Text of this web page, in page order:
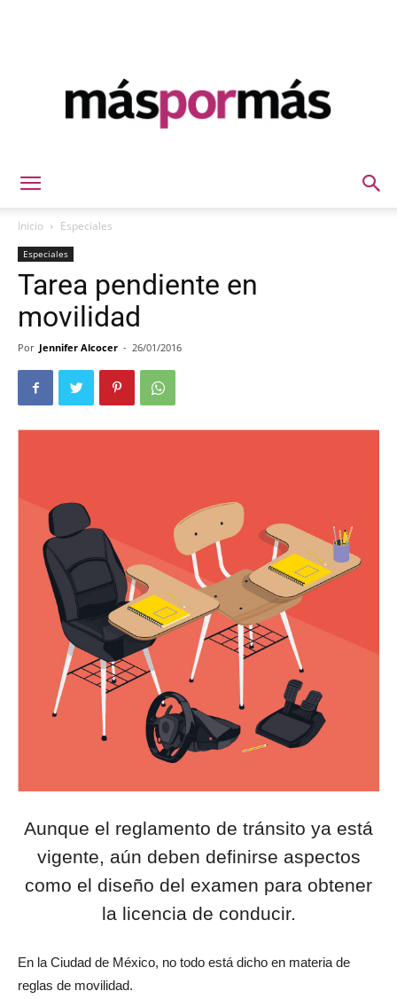
Inicio Especiales
Especiales
Tarea pendiente en
movilidad
Por Jennifer Alcocer - 26/01/2016
Aunque el reglamento de tránsito ya está
vigente, aún deben definirse aspectos
como el diseño del examen para obtener
la licencia de conducir.
En la Ciudad de México, no todo está dicho en materia de
reglas de movilidad.